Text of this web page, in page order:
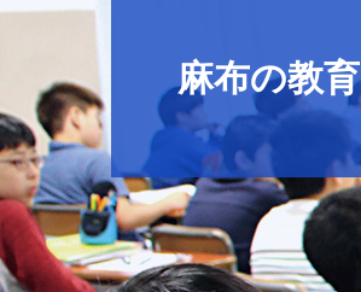
麻布の教育